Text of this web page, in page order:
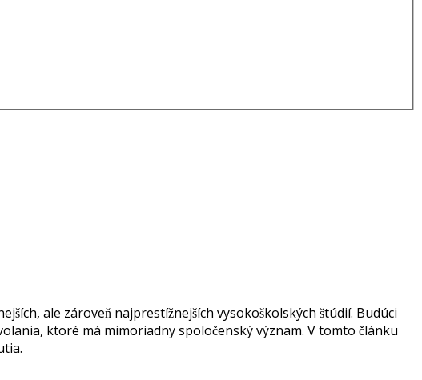
ale zároveň najprestížnejších vysokoškolských štúdií. Budúci
ktoré má mimoriadny spoločenský význam. V tomto článku